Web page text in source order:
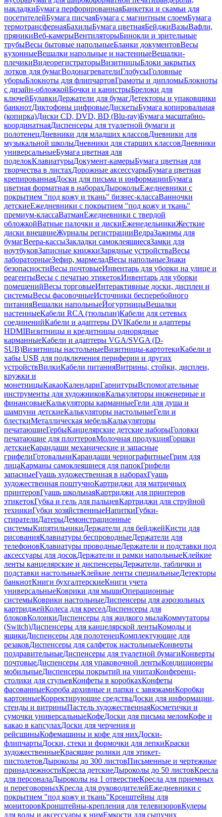
накладкиБумага перфорированнаяБанкетки и скамьи для
посетителейБумага писчаяБумага с магнитным слоемБумага
термотрансфернаяБахилыБумага цветнаяБейджиВазыВафли,
пряникиВеб-камерыВентиляторыБинокли и зрительные
трубыВесы бытовые напольныеБланки документовВесы
кухонныеВешалки напольные и настенныеВешалки-
плечикиВидеорегистраторыВизитницыБлоки закрытых
лотков для бумагВодонагревателиГлобусыГоловные
уборыБлокноты для флипчартовГрамоты и дипломыБлокноты
с дизайн-обложкойБочки и канистрыБрелоки для
ключейБулавкиДержатели для бумагДетекторы и упаковщики
банкнотДиктофоны цифровыеДискетыБумага копировальная
(копирка)Диски CD, DVD, BD (Blu-ray)Бумага масштабно-
координатнаяДиспенсеры для туалетной бумаги и
полотенецДневники для младших классовДневники для
музыкальной школыДневники для старших классовДневники
универсальныеБумага цветная для
поделокКлавиатурыДокумент-камерыБумага цветная для
творчества в листахДорожные аксессуарыБумага цветная
крепированнаяДоски для письма и информацииБумага
цветная форматная в наборахДыроколыЕжедневники с
покрытием "под кожу и ткань" бизнес-классаВанночки
детскиеЕжедневники с покрытием "под кожу и ткань"
премиум-классаВатманЕжедневники с твердой
обложкойВатные палочки и дискиЕженедельникиЖесткие
диски внешниеЖурналы регистрацииВедраЗажимы для
бумагВеера-кассыЗакладки самоклеящиесяЗамки для
ноутбуковЗаписные книжкиЗарядные устройстваВесы
лабораторныеЗефир, мармеладВесы напольныеЗнаки
безопасностиВесы почтовыеИнвентарь для уборки на улице и
реагентыВесы с печатью этикетокИнвентарь для уборки
помещенийВесы торговыеИнтерактивные доски, дисплеи и
системыВесы фасовочныеИсточники бесперебойного
питанияВешалки напольныеЙогуртницыВешалки
настенныеКабели RCA (тюльпан)Кабели для сетевых
соединенийКабели и адаптеры DVIКабели и адаптеры
HDMIВизитницы и кредитницы однорядные
карманныеКабели и адаптеры VGA/SVGA (D-
SUB)Визитницы настольныеВизитницы-картотекиКабели и
хабы USB для подключения периферии и других
устройствВилкиКабели питанияВитрины, стойки, дисплеи,
кружки и
монетницыКакаоКалендариГарнитурыВспомогательные
инструменты для художниковКалькуляторы инженерные и
финансовыеКалькуляторы карманныеГели для душа и
шампуни детскиеКалькуляторы настольныеГели и
блесткиМеталлическая мебельКалькуляторы
печатающиеГербыКанцелярские детские наборыГоловки
печатающие для плоттеровМолочная продукцияГоршки
детскиеКарандаши механические и запасные
грифелиГотовальниКарандаши чернографитныеГрим для
лицаКарманы самоклеящиеся для папокГрифели
запасныеГуашь художественная в наборахГуашь
художественная поштучноКартриджи для матричных
принтеровГуашь школьнаяКартриджи для принтеров
этикетокГубка и гель для пальцевКартриджи для струйной
техникиГубки хозяйственныеНапиткиГубки-
стирателиДатерыДемонстрационные
системыКипятильникиДержатели для бейджейКисти для
рисованияКлавиатуры беспроводныеДержатели для
телефоновКлавиатуры проводныеДержатели и подставки под
аксессуары для досокДержатели и рамки напольныеКлейкие
ленты канцелярские и диспенсерыДержатели, таблички и
подставки настольныеКлейкие ленты специальныеДетекторы
банкнотКниги бухгалтерскиеКниги учета
универсальныеКоврики для мышиОперационные
системыКоврики настольныеДиспенсеры для аэрозольных
картриджейКолеса для креселДиспенсеры для
блоковКолонкиДиспенсеры для жидкого мылаКоммутаторы
(Switch)Диспенсеры для канцелярской лентыКомоды и
ящикиДиспенсеры для полотенецКомплектующие для
резаковДиспенсеры для салфеток настольныеКонверты
поздравительныеДиспенсеры для туалетной бумагиКонверты
почтовыеДиспенсеры для упаковочной лентыКондиционеры
мобильныеДиспенсеры покрытий на унитазКонференц-
столики для стульевКонфеты в коробкахКонфеты
фасованныеКороба архивные и папки с завязкамиКоробки
картонныеКорректирующие средстваДоски для информации,
стенды и витриныПастель художественнаяКосметички и
сумочки универсальныеКофеДоски для письма меломКофе и
какао в капсулахДоски для черчения и
рейсшиныКофемашины и кофе для нихДоски-
флипчартыДоски, стеки и формочки для лепкиКраски
художественныеКрасящие ролики для этикет-
пистолетовДыроколы до 300 листовПисьменные и чертежные
принадлежностиКресла детскиеДыроколы до 50 листовКресла
для персоналаДыроколы на 1 отверстиеКресла для приемных
и переговорныхКресла для руководителейЕжедневники с
покрытием "под кожу и ткань"Кронштейны для
мониторовКронштейны-крепления для телевизоровКулеры
для воды и аксессуары к нимЕмкости для сыпучих